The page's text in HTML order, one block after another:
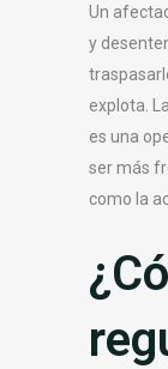
Un
y
explota.
es una
ser más
como la